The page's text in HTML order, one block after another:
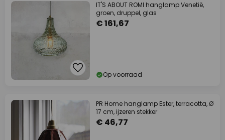
IT'S ABOUT ROMI hanglamp Venetië,
groen, druppel, glas
€ 161,67
Op voorraad
PR Home hanglamp Ester, terracotta, Ø
17 cm, ijzeren stekker
€ 46,77